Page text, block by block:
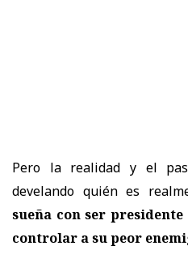
Pero la realidad y el
develando quién es
sueña con ser presidente
controlar a su peor